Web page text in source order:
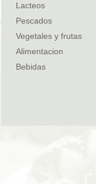
Lacteos
Pescados
Vegetales y frutas
Alimentacion
Bebidas